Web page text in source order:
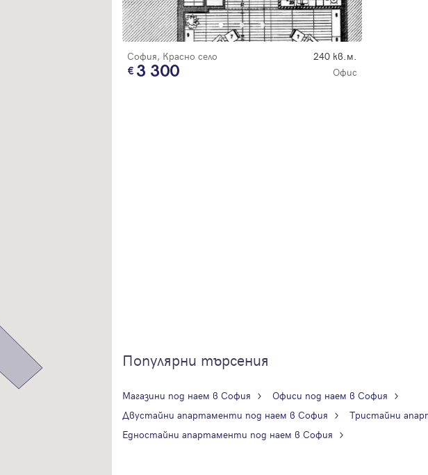
София, Красно село 240 кв.м.
3 300 Офис
Популярни търсения
Магазини под наем в София
Офиси под наем в София
Двустайни апартаменти под наем в София
Тристайни
Едностайни апартаменти под наем в София
Забравена парола